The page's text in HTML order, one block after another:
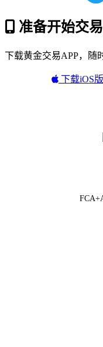
准备开始交易
下载黄金交易APP，随
下载iOS